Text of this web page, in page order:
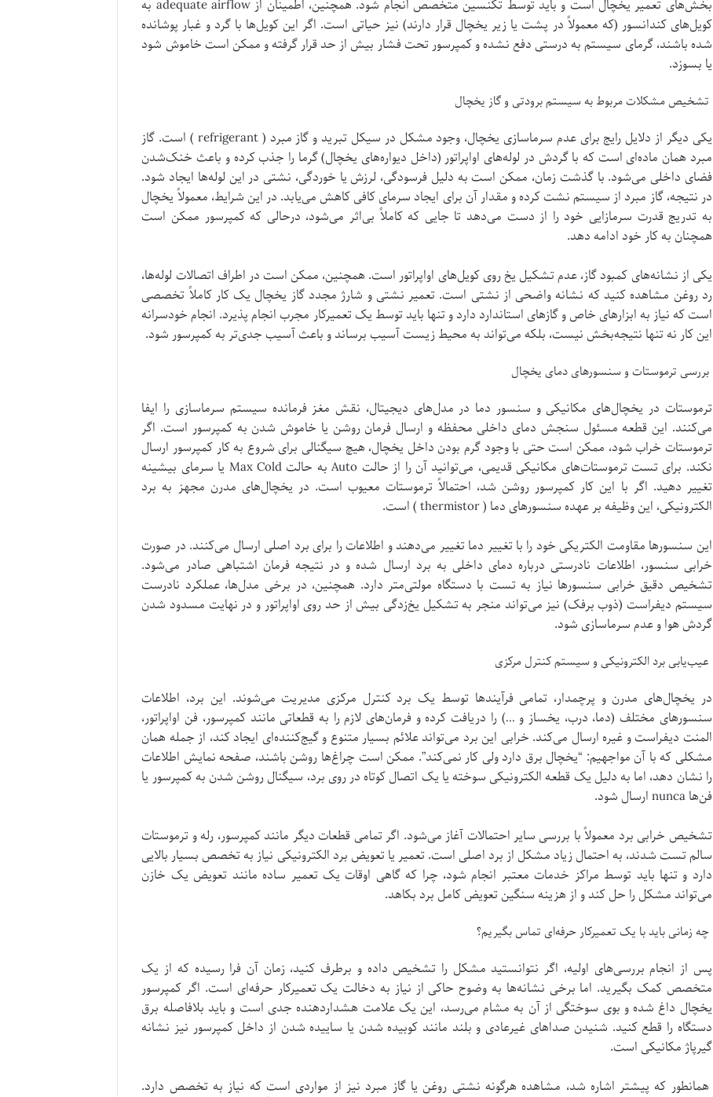
بخش‌های تعمیر یخچال است و باید توسط تکنسین متخصص انجام شود. همچنین، اطمینان از adequate airflow به
کویل‌های کندانسور (که معمولاً در پشت یا زیر یخچال قرار دارند) نیز حیاتی است. اگر این کویل‌ها با گرد و غبار پوشانده
شده باشند، گرمای سیستم به درستی دفع نشده و کمپرسور تحت فشار بیش از حد قرار گرفته و ممکن است خاموش شود
یا بسوزد.
تشخیص مشکلات مربوط به سیستم برودتی و گاز یخچال
یکی دیگر از دلایل رایج برای عدم سرماسازی یخچال، وجود مشکل در سیکل تبرید و گاز مبرد ( refrigerant ) است. گاز
مبرد همان ماده‌ای است که با گردش در لوله‌های اواپراتور (داخل دیواره‌های یخچال) گرما را جذب کرده و باعث خنک‌شدن
فضای داخلی می‌شود. با گذشت زمان، ممکن است به دلیل فرسودگی، لرزش یا خوردگی، نشتی در این لوله‌ها ایجاد شود.
در نتیجه، گاز مبرد از سیستم نشت کرده و مقدار آن برای ایجاد سرمای کافی کاهش می‌یابد. در این شرایط، معمولاً یخچال
به تدریج قدرت سرمازایی خود را از دست می‌دهد تا جایی که کاملاً بی‌اثر می‌شود، درحالی که کمپرسور ممکن است
همچنان به کار خود ادامه دهد.
یکی از نشانه‌های کمبود گاز، عدم تشکیل یخ روی کویل‌های اواپراتور است. همچنین، ممکن است در اطراف اتصالات لوله‌ها،
رد روغن مشاهده کنید که نشانه واضحی از نشتی است. تعمیر نشتی و شارژ مجدد گاز یخچال یک کار کاملاً تخصصی
است که نیاز به ابزارهای خاص و گازهای استاندارد دارد و تنها باید توسط یک تعمیرکار مجرب انجام پذیرد. انجام خودسرانه
این کار نه تنها نتیجه‌بخش نیست، بلکه می‌تواند به محیط زیست آسیب برساند و باعث آسیب جدی‌تر به کمپرسور شود.
بررسی ترموستات و سنسورهای دمای یخچال
ترموستات در یخچال‌های مکانیکی و سنسور دما در مدل‌های دیجیتال، نقش مغز فرمانده سیستم سرماسازی را ایفا
می‌کنند. این قطعه مسئول سنجش دمای داخلی محفظه و ارسال فرمان روشن یا خاموش شدن به کمپرسور است. اگر
ترموستات خراب شود، ممکن است حتی با وجود گرم بودن داخل یخچال، هیچ سیگنالی برای شروع به کار کمپرسور ارسال
نکند. برای تست ترموستات‌های مکانیکی قدیمی، می‌توانید آن را از حالت Auto به حالت Max Cold یا سرمای بیشینه
تغییر دهید. اگر با این کار کمپرسور روشن شد، احتمالاً ترموستات معیوب است. در یخچال‌های مدرن مجهز به برد
الکترونیکی، این وظیفه بر عهده سنسورهای دما ( thermistor ) است.
این سنسورها مقاومت الکتریکی خود را با تغییر دما تغییر می‌دهند و اطلاعات را برای برد اصلی ارسال می‌کنند. در صورت
خرابی سنسور، اطلاعات نادرستی درباره دمای داخلی به برد ارسال شده و در نتیجه فرمان اشتباهی صادر می‌شود.
تشخیص دقیق خرابی سنسورها نیاز به تست با دستگاه مولتی‌متر دارد. همچنین، در برخی مدل‌ها، عملکرد نادرست
سیستم دیفراست (ذوب برفک) نیز می‌تواند منجر به تشکیل یخ‌زدگی بیش از حد روی اواپراتور و در نهایت مسدود شدن
گردش هوا و عدم سرماسازی شود.
عیب‌یابی برد الکترونیکی و سیستم کنترل مرکزی
در یخچال‌های مدرن و پرچمدار، تمامی فرآیندها توسط یک برد کنترل مرکزی مدیریت می‌شوند. این برد، اطلاعات
سنسورهای مختلف (دما، درب، یخساز و …) را دریافت کرده و فرمان‌های لازم را به قطعاتی مانند کمپرسور، فن اواپراتور،
المنت دیفراست و غیره ارسال می‌کند. خرابی این برد می‌تواند علائم بسیار متنوع و گیج‌کننده‌ای ایجاد کند، از جمله همان
مشکلی که با آن مواجهیم: “یخچال برق دارد ولی کار نمی‌کند”. ممکن است چراغ‌ها روشن باشند، صفحه نمایش اطلاعات
را نشان دهد، اما به دلیل یک قطعه الکترونیکی سوخته یا یک اتصال کوتاه در روی برد، سیگنال روشن شدن به کمپرسور یا
فن‌ها nunca ارسال شود.
تشخیص خرابی برد معمولاً با بررسی سایر احتمالات آغاز می‌شود. اگر تمامی قطعات دیگر مانند کمپرسور، رله و ترموستات
سالم تست شدند، به احتمال زیاد مشکل از برد اصلی است. تعمیر یا تعویض برد الکترونیکی نیاز به تخصص بسیار بالایی
دارد و تنها باید توسط مراکز خدمات معتبر انجام شود، چرا که گاهی اوقات یک تعمیر ساده مانند تعویض یک خازن
می‌تواند مشکل را حل کند و از هزینه سنگین تعویض کامل برد بکاهد.
چه زمانی باید با یک تعمیرکار حرفه‌ای تماس بگیریم؟
پس از انجام بررسی‌های اولیه، اگر نتوانستید مشکل را تشخیص داده و برطرف کنید، زمان آن فرا رسیده که از یک
متخصص کمک بگیرید. اما برخی نشانه‌ها به وضوح حاکی از نیاز به دخالت یک تعمیرکار حرفه‌ای است. اگر کمپرسور
یخچال داغ شده و بوی سوختگی از آن به مشام می‌رسد، این یک علامت هشداردهنده جدی است و باید بلافاصله برق
دستگاه را قطع کنید. شنیدن صداهای غیرعادی و بلند مانند کوبیده شدن یا ساییده شدن از داخل کمپرسور نیز نشانه
گیرپاژ مکانیکی است.
همانطور که پیشتر اشاره شد، مشاهده هرگونه نشتی روغن یا گاز مبرد نیز از مواردی است که نیاز به تخصص دارد.